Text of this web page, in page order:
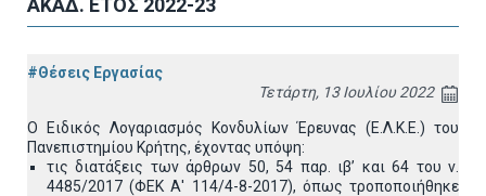
ΑΚΑΔ. ΕΤΟΣ 2022-23
#Θέσεις Εργασίας
Τετάρτη, 13 Ιουλίου 2022
O Ειδικός Λογαριασμός Κονδυλίων Έρευνας (Ε.Λ.Κ.Ε.) του
Πανεπιστημίου Κρήτης, έχοντας υπόψη:
τις διατάξεις των άρθρων 50, 54 παρ. ιβ’ και 64 του ν.
4485/2017 (ΦΕΚ Α' 114/4-8-2017), όπως τροποποιήθηκε